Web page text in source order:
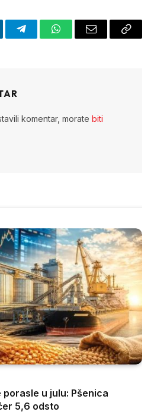
TelegramWhatsAppEmail
Copy
komentar, morate biti
u julu: Pšenica
5,6 odsto